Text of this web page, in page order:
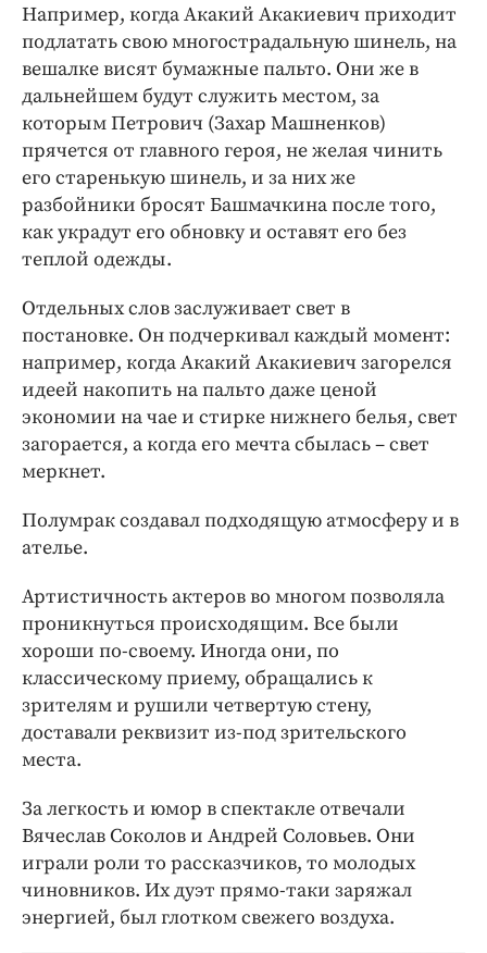
Например, когда Акакий Акакиевич приходит
подлатать свою многострадальную шинель, на
вешалке висят бумажные пальто. Они же в
дальнейшем будут служить местом, за
которым Петрович (Захар Машненков)
прячется от главного героя, не желая чинить
его старенькую шинель, и за них же
разбойники бросят Башмачкина после того,
как украдут его обновку и оставят его без
теплой одежды.
Отдельных слов заслуживает свет в
постановке. Он подчеркивал каждый момент:
например, когда Акакий Акакиевич загорелся
идеей накопить на пальто даже ценой
экономии на чае и стирке нижнего белья, свет
загорается, а когда его мечта сбылась – свет
меркнет.
Полумрак создавал подходящую атмосферу и в
ателье.
Артистичность актеров во многом позволяла
проникнуться происходящим. Все были
хороши по-своему. Иногда они, по
классическому приему, обращались к
зрителям и рушили четвертую стену,
доставали реквизит из-под зрительского
места.
За легкость и юмор в спектакле отвечали
Вячеслав Соколов и Андрей Соловьев. Они
играли роли то рассказчиков, то молодых
чиновников. Их дуэт прямо-таки заряжал
энергией, был глотком свежего воздуха.